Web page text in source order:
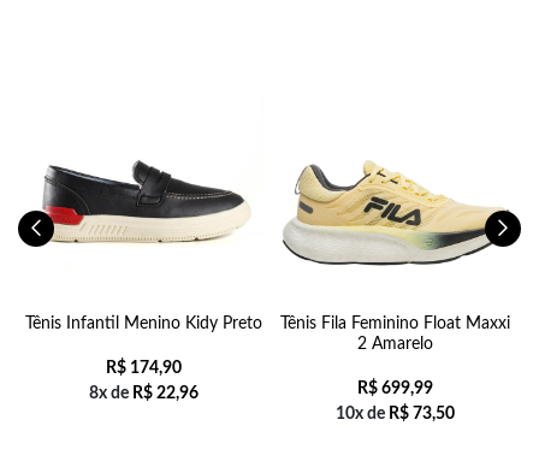
Tênis Infantil Menino Kidy Preto
R$ 174,90
8x de R$ 22,96
Tênis Fila Feminino Float Maxxi
2 Amarelo
R$ 699,99
10x de R$ 73,50